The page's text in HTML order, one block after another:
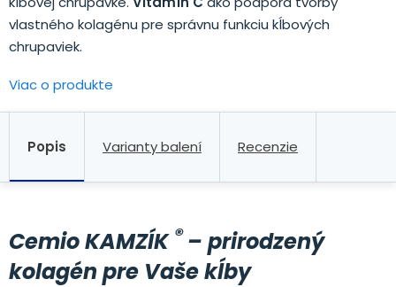
vlastného kolagénu pre správnu funkciu kĺbových
chrupaviek.
Viac o produkte
Popis Varianty balení Recenzie
Cemio KAMZÍK ®– prirodzený
kolagén pre Vaše kĺby